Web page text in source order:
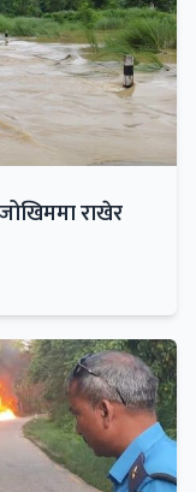
राखेर